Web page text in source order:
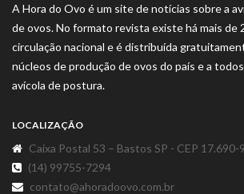
A Hora do Ovo é um site de notícias sobre a
de ovos. No formato revista existe há mais de
circulação nacional e é distribuída
núcleos de produção de ovos do país e a
avícola de postura.
LOCALIZAÇÃO
Caixa Postal 53 – Bastos SP - CEP 17.690-
(14) 99755-7294
contato@ahoradoovo.com.br